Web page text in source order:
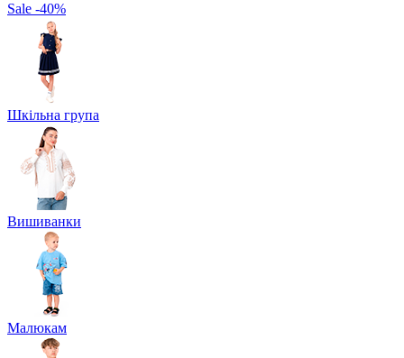
Sale -40%
Шкільна група
Вишиванки
Малюкам